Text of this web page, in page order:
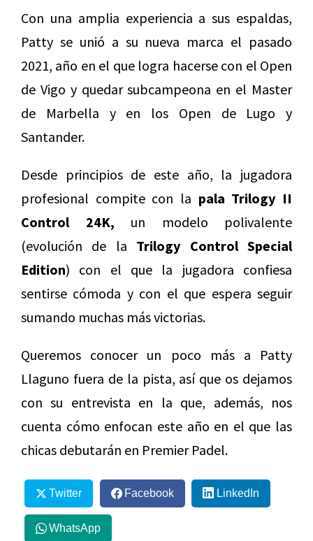
Con una amplia experiencia a sus espaldas,
Patty se unió a su nueva marca el pasado
2021, año en el que logra hacerse con el Open
de Vigo y quedar subcampeona en el Master
de Marbella y en los Open de Lugo y
Santander.
Desde principios de este año, la jugadora
profesional compite con la pala Trilogy II
Control 24K, un modelo polivalente
(evolución de la Trilogy Control Special
Edition) con el que la jugadora confiesa
sentirse cómoda y con el que espera seguir
sumando muchas más victorias.
Queremos conocer un poco más a Patty
Llaguno fuera de la pista, así que os dejamos
con su entrevista en la que, además, nos
cuenta cómo enfocan este año en el que las
chicas debutarán en Premier Padel.
Twitter Facebook LinkedIn
WhatsApp